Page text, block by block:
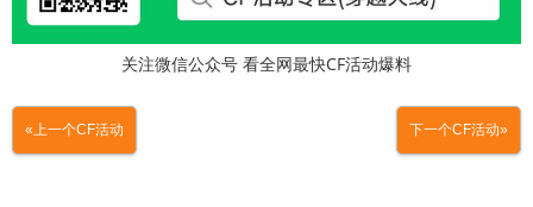
关注微信公众号 看全网最快CF活动爆料
«上一个CF活动 下一个CF活动»